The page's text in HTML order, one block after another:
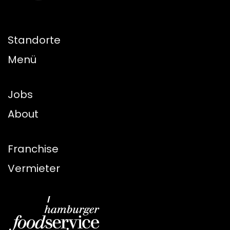
Standorte
Menü
Jobs
About
Franchise
Vermieter